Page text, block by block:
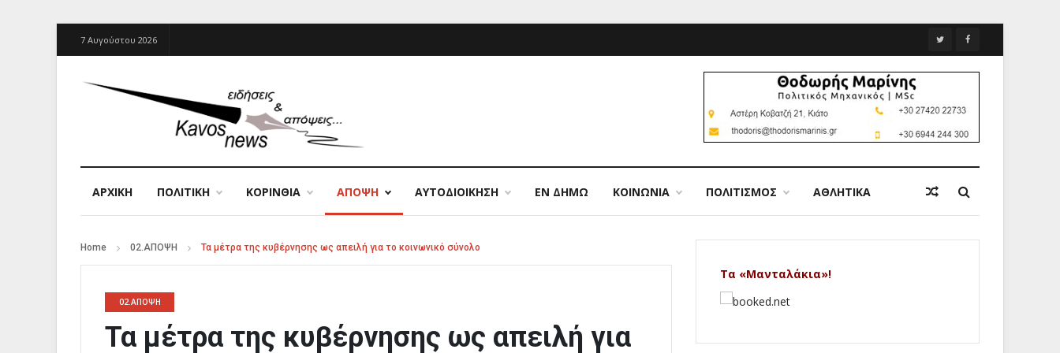
7 Αυγούστου 2026
ΑΡΧΙΚΉ ΠΟΛΙΤΙΚΗ ΚΟΡΙΝΘΙΑ ΑΠΟΨΗ ΑΥΤΟΔΙΟΙΚΗΣΗ ΕΝ ΔΗΜΩ ΚΟΙΝΩΝΙΑ ΠΟΛΙΤΙΣΜΟΣ ΑΘΛΗΤΙΚΑ
Home 02.ΑΠΟΨΗ Τα μέτρα της κυβέρνησης ως απειλή για το κοινωνικό σύνολο
02.ΑΠΟΨΗ
Τα μέτρα της κυβέρνησης ως απειλή για
Τα «Μανταλάκια»!